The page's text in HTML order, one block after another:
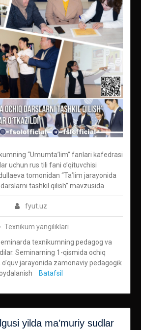
fyut.uz
Texnikum yangiliklari
“Umumta’lim” fanlari kafedrasi
uchun rus tili fani o’qituvchisi
tomonidan “Ta’lim jarayonida
tashkil qilish” mavzusida
texnikumning pedagog va
Seminarning 1-qismida ochiq
jarayonida zamonaviy pedagogik
Batafsil
yilda ma’muriy sudlar